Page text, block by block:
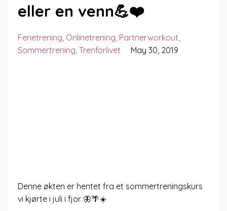
eller en venn💪❤️
Ferietrening Onlinetrening Partnerworkout
Sommertrening Trenforlivet May 30, 2019
Denne økten er hentet fra et sommertreningskurs
vi kjørte i juli i fjor 🦋🌴☀️